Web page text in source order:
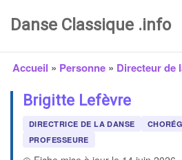
Danse Classique .info
Accueil » Personne» Directeur de
Brigitte Lefèvre
DIRECTRICE DE LA DANSE
PROFESSEURE